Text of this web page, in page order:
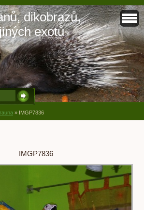
dikobrazů,
exotů
» IMGP7836
IMGP7836